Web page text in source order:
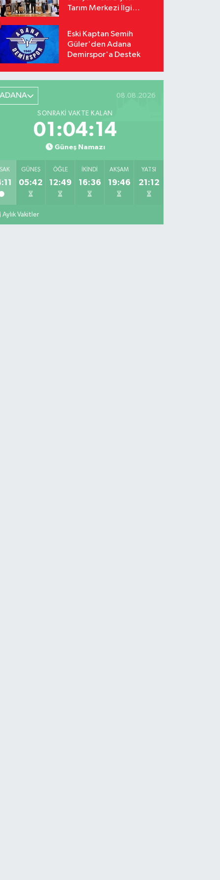
Tarım Merkezi İlgi
Eski Kaptan Semih
Güler'den Adana
Demirspor'a Destek
ADANA 08.08.2026
SONRAKI VAKTE KALAN
01:04:12
Güneş Namazı
GÜNEŞ
05:42
ÖĞLE
12:49
İKINDI
16:36
AKŞAM
19:46
YATSI
21:12
Aylık Vakitler